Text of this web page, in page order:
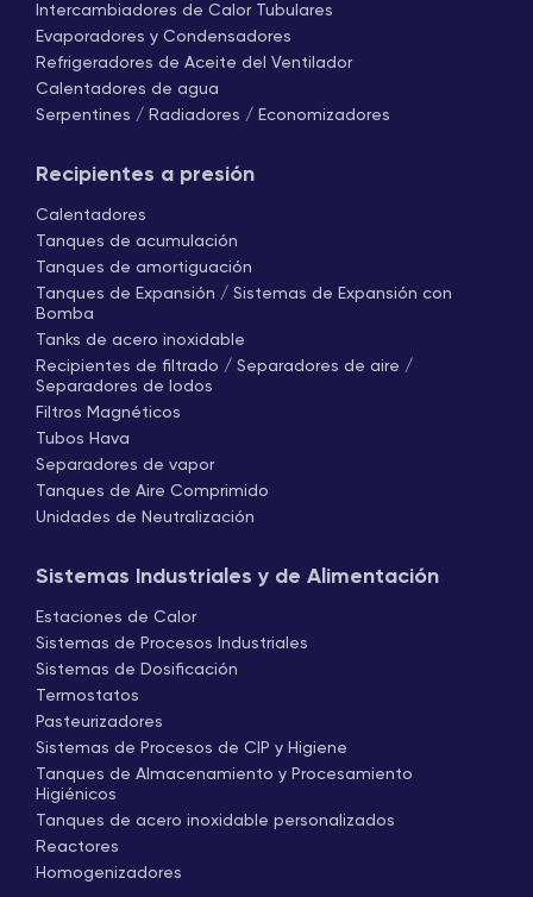
Intercambiadores de Calor Tubulares
Evaporadores y Condensadores
Refrigeradores de Aceite del Ventilador
Calentadores de agua
Serpentines / Radiadores / Economizadores
Recipientes a presión
Calentadores
Tanques de acumulación
Tanques de amortiguación
Tanques de Expansión / Sistemas de Expansión con
Bomba
Tanks de acero inoxidable
Recipientes de filtrado / Separadores de aire /
Separadores de lodos
Filtros Magnéticos
Tubos Hava
Separadores de vapor
Tanques de Aire Comprimido
Unidades de Neutralización
Sistemas Industriales y de Alimentación
Estaciones de Calor
Sistemas de Procesos Industriales
Sistemas de Dosificación
Termostatos
Pasteurizadores
Sistemas de Procesos de CIP y Higiene
Tanques de Almacenamiento y Procesamiento
Higiénicos
Tanques de acero inoxidable personalizados
Reactores
Homogenizadores